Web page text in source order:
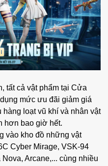
tất cả vật phẩm tại Cửa
mức ưu đãi giảm giá
loạt vũ khí và nhân vật
hơn bao giờ hết.
vào kho đồ những vật
Cyber Mirage, VSK-94
Arcane,... cùng nhiều